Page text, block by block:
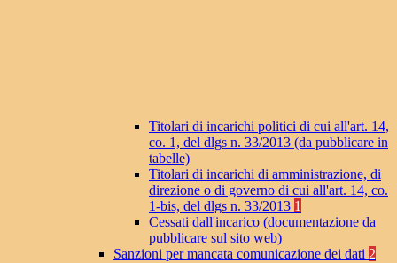
Titolari di incarichi politici di cui all'art. 14,
co. 1, del dlgs n. 33/2013 (da pubblicare in
tabelle)
Titolari di incarichi di amministrazione, di
direzione o di governo di cui all'art. 14, co.
1-bis, del dlgs n. 33/2013 1
Cessati dall'incarico (documentazione da
pubblicare sul sito web)
Sanzioni per mancata comunicazione dei dati 2